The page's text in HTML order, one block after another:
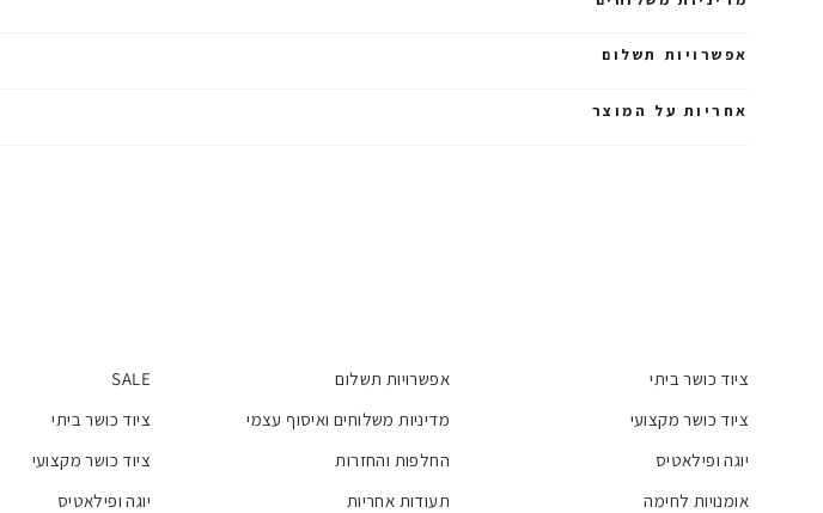
אפשרויות תשלום
אחריות על המוצר
ציוד כושר ביתי
ציוד כושר מקצועי
יוגה ופילאטיס
אומנויות לחימה
אפשרויות תשלום
מדיניות משלוחים ואיסוף עצמי
החלפות והחזרות
תעודות אחריות
SALE
ציוד כושר ביתי
ציוד כושר מקצועי
יוגה ופילאטיס